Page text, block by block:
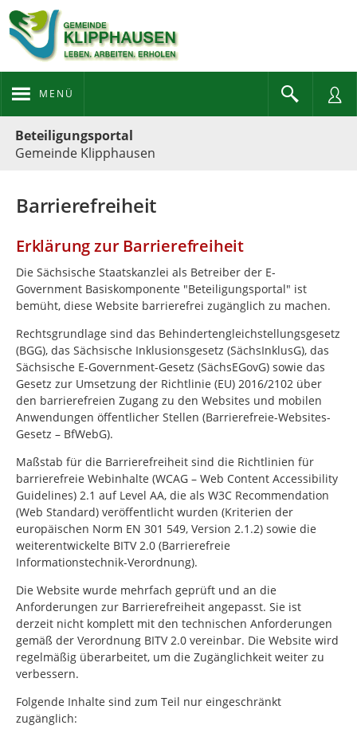
MENÜ
Beteiligungsportal
Gemeinde Klipphausen
Barrierefreiheit
Erklärung zur Barrierefreiheit
Die Sächsische Staatskanzlei als Betreiber der E-
Government Basiskomponente "Beteiligungsportal" ist
bemüht, diese Website barrierefrei zugänglich zu machen.
Rechtsgrundlage sind das Behindertengleichstellungsgesetz
(BGG), das Sächsische Inklusionsgesetz (SächsInklusG), das
Sächsische E-Government-Gesetz (SächsEGovG) sowie das
Gesetz zur Umsetzung der Richtlinie (EU) 2016/2102 über
den barrierefreien Zugang zu den Websites und mobilen
Anwendungen öffentlicher Stellen (Barrierefreie-Websites-
Gesetz – BfWebG).
Maßstab für die Barrierefreiheit sind die Richtlinien für
barrierefreie Webinhalte (WCAG – Web Content Accessibility
Guidelines) 2.1 auf Level AA, die als W3C Recommendation
(Web Standard) veröffentlicht wurden (Kriterien der
europäischen Norm EN 301 549, Version 2.1.2) sowie die
weiterentwickelte BITV 2.0 (Barrierefreie
Informationstechnik-Verordnung).
Die Website wurde mehrfach geprüft und an die
Anforderungen zur Barrierefreiheit angepasst. Sie ist
derzeit nicht komplett mit den technischen Anforderungen
gemäß der Verordnung BITV 2.0 vereinbar. Die Website wird
regelmäßig überarbeitet, um die Zugänglichkeit weiter zu
verbessern.
Folgende Inhalte sind zum Teil nur eingeschränkt
zugänglich: